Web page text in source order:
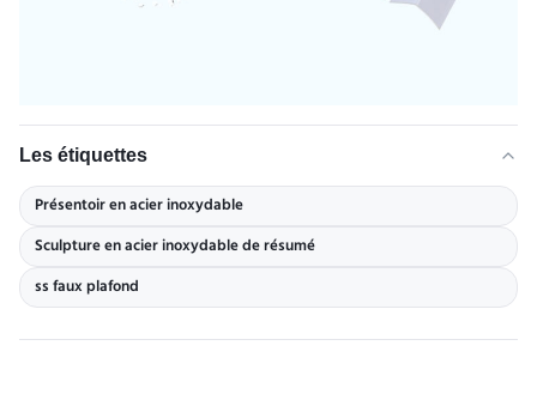
Les étiquettes
Présentoir en acier inoxydable
Sculpture en acier inoxydable de résumé
ss faux plafond